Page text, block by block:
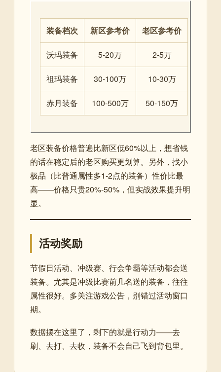
装备档次 新区参考价 老区参考价
沃玛装备 5-20万 2-5万
祖玛装备 30-100万 10-30万
赤月装备 100-500万 50-150万
老区装备价格普遍比新区低60%以上，想省钱
的话在稳定后的老区购买更划算。另外，找小
极品（比普通属性多1-2点的装备）性价比最
高——价格只贵20%-50%，但实战效果提升明
显。
活动奖励
节假日活动、冲级赛、行会争霸等活动都会送
装备。尤其是冲级比赛前几名送的装备，往往
属性很好。多关注游戏公告，别错过活动窗口
期。
数据摆在这里了，剩下的就是行动力——去
刷、去打、去收，装备不会自己飞到背包里。